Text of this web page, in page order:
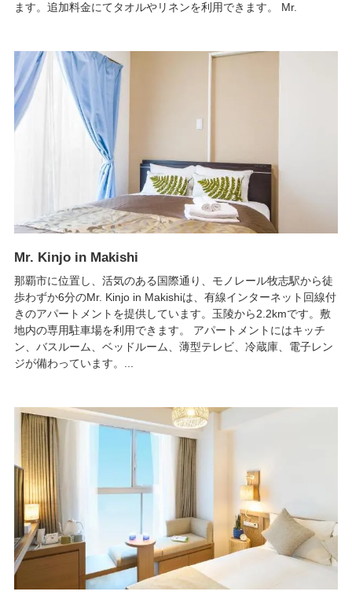
ます。追加料金にてタオルやリネンを利用できます。 Mr.
Mr. Kinjo in Makishi
那覇市に位置し、活気のある国際通り、モノレール牧志駅から徒
歩わずか6分のMr. Kinjo in Makishiは、有線インターネット回線付
きのアパートメントを提供しています。玉陵から2.2kmです。敷
地内の専用駐車場を利用できます。 アパートメントにはキッチ
ン、バスルーム、ベッドルーム、薄型テレビ、冷蔵庫、電子レン
ジが備わっています。...